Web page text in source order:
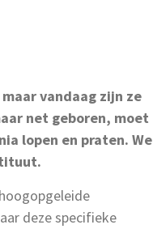
vandaag zijn ze
net geboren, moet
lopen en praten. We
deze specifieke